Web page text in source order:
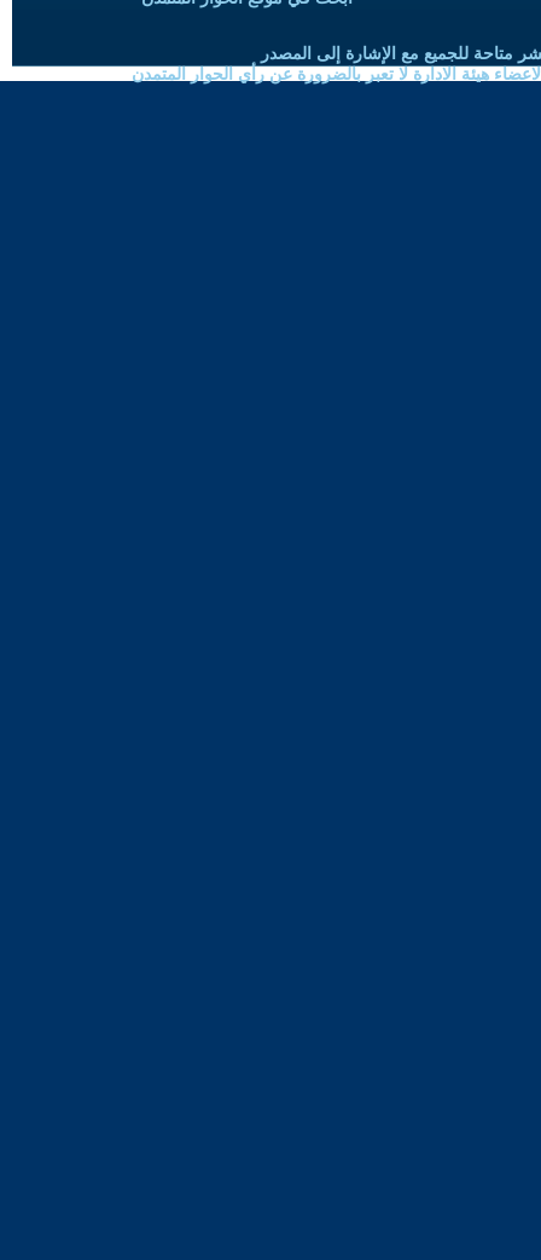
متاحة للجميع مع الإشارة إلى المصدر
هيئة الادارة لا تعبر بالضرورة عن رأي الحوار المتمدن